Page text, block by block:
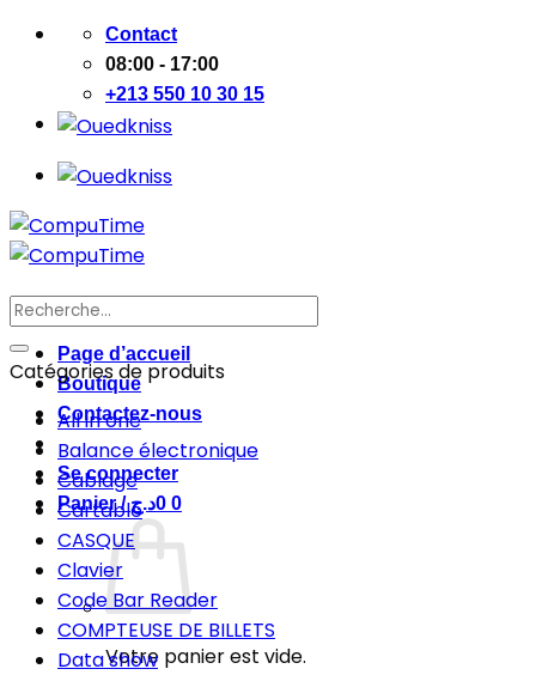
Passer
contenu
Contact
08:00 - 17:00
+213 550 10 30 15
Page d’accueil
Boutique
Contactez-nous
Se connecter
Panier /
0د.ج 0
Votre panier est vide.
Recherche
pour :
Catégories de produits
All in one
Balance électronique
Cablage
Cartable
CASQUE
Clavier
Code Bar Reader
COMPTEUSE DE BILLETS
Data show